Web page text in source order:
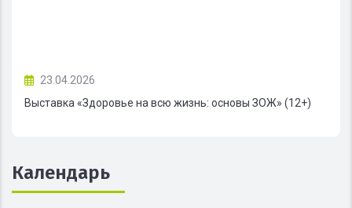
23.04.2026
Выставка «Здоровье на всю жизнь: основы ЗОЖ» (12+)
Календарь